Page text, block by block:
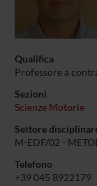
Qualifica
Professore a
Sezioni
Scienze Motorie
Settore
M-EDF/02 -
Telefono
+39 045 8922179